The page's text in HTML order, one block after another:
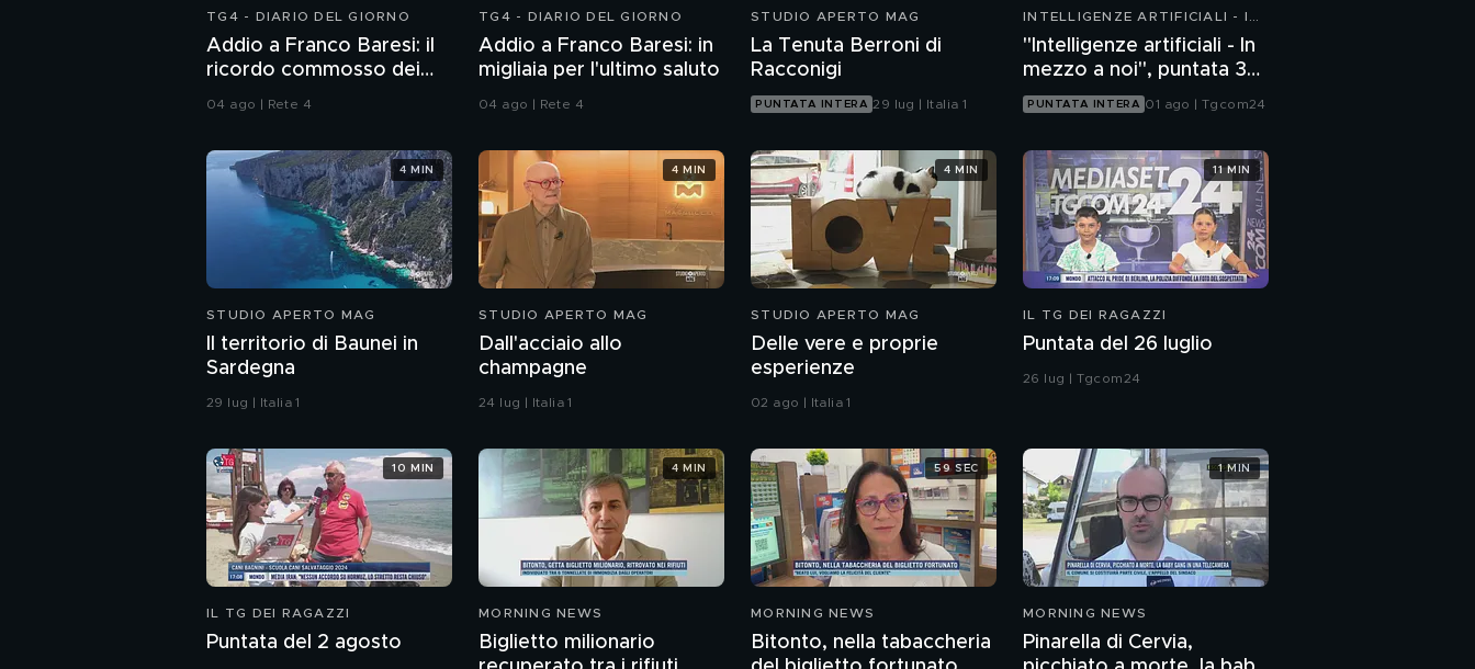
TG4 - DIARIO DEL GIORNO
Addio a Franco Baresi: il
ricordo commosso dei
04 ago | Rete 4
TG4 - DIARIO DEL GIORNO
Addio a Franco Baresi: in
migliaia per l'ultimo saluto
04 ago | Rete 4
STUDIO APERTO MAG
La Tenuta Berroni di
Racconigi
PUNTATA INTERA 29 lug | Italia 1
INTELLIGENZE ARTIFICIALI - IN
"Intelligenze artificiali - In
mezzo a noi", puntata 36:
chatbot emotivi e minori
PUNTATA INTERA 01 ago | Tgcom24
STUDIO APERTO MAG
Il territorio di Baunei in
Sardegna
29 lug | Italia 1
4 MIN
STUDIO APERTO MAG
Dall'acciaio allo
champagne
24 lug | Italia 1
4 MIN
STUDIO APERTO MAG
Delle vere e proprie
esperienze
02 ago | Italia 1
4 MIN
IL TG DEI RAGAZZI
Puntata del 26 luglio
26 lug | Tgcom24
11 MIN
IL TG DEI RAGAZZI
Puntata del 2 agosto
10 MIN
MORNING NEWS
Biglietto milionario
4 MIN
MORNING NEWS
Bitonto, nella tabaccheria
59 SEC
MORNING NEWS
Pinarella di Cervia,
1 MIN